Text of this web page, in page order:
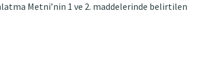
Metni’nin 1 ve 2. maddelerinde belirtilen